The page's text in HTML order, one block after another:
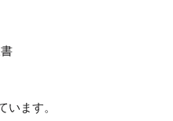
ます。